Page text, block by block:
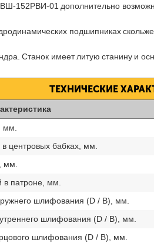
152РВИ-01 дополнительно
подшипниках
Станок имеет литую станину и
ТЕХНИЧЕСКИЕ
мм.
центровых бабках, мм.
мм.
в патроне, мм.
шлифования (D / B), мм.
шлифования (D / B), мм.
шлифования (D / B), мм.